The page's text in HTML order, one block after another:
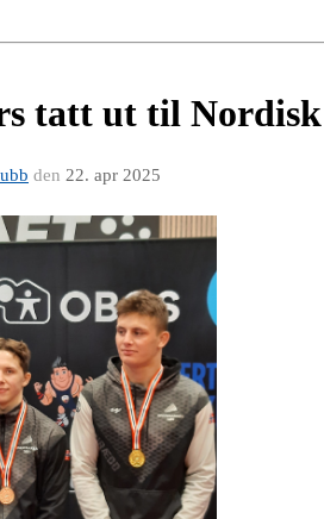
tatt ut til Nordisk
den 22. apr 2025